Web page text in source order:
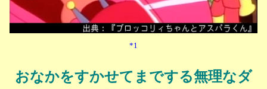
*1
おなかをすかせてまでする無理なダ